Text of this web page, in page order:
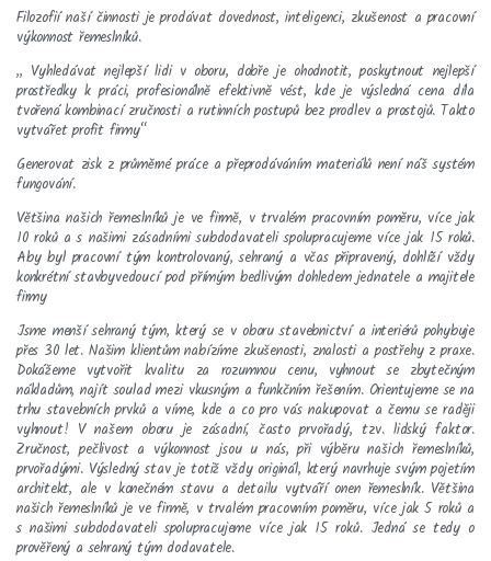
Filozofií naší činnosti je prodávat dovednost, inteligenci, zkušenost a pracovní
výkonnost řemeslníků.
„ Vyhledávat nejlepší lidi v oboru, dobře je ohodnotit, poskytnout nejlepší
prostředky k práci, profesionálně efektivně vést, kde je výsledná cena díla
tvořená kombinací zručnosti a rutinních postupů bez prodlev a prostojů. Takto
vytvářet profit firmy“
Generovat zisk z průměrné práce a přeprodáváním materiálů není náš systém
fungování.
Většina našich řemeslníků je ve firmě, v trvalém pracovním poměru, více jak
10 roků a s našimi zásadními subdodavateli spolupracujeme více jak 15 roků.
Aby byl pracovní tým kontrolovaný, sehraný a včas připravený, dohlíží vždy
konkrétní stavbyvedoucí pod přímým bedlivým dohledem jednatele a majitele
firmy
Jsme menší sehraný tým, který se v oboru stavebnictví a interiérů pohybuje
přes 30 let. Našim klientům nabízíme zkušenosti, znalosti a postřehy z praxe.
Dokážeme vytvořit kvalitu za rozumnou cenu, vyhnout se zbytečným
nákladům, najít soulad mezi vkusným a funkčním řešením. Orientujeme se na
trhu stavebních prvků a víme, kde a co pro vás nakupovat a čemu se raději
vyhnout! V našem oboru je zásadní, často prvořadý, tzv. lidský faktor.
Zručnost, pečlivost a výkonnost jsou u nás, při výběru našich řemeslníků,
prvořadými. Výsledný stav je totiž vždy originál, který navrhuje svým pojetím
architekt, ale v konečném stavu a detailu vytváří onen řemeslník. Většina
našich řemeslníků je ve firmě, v trvalém pracovním poměru, více jak 5 roků a
s našimi subdodavateli spolupracujeme více jak 15 roků. Jedná se tedy o
prověřený a sehraný tým dodavatele.